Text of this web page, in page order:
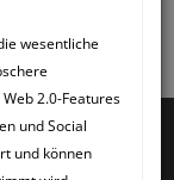
wesentliche
2.0-Features
und Social
und können
|Impressum
|Login